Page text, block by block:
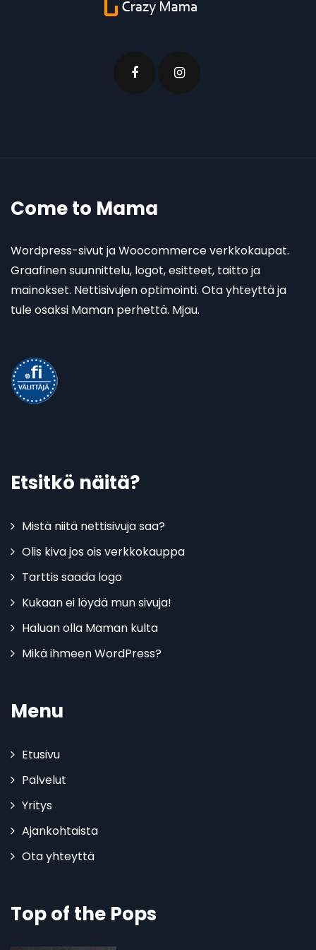
Come to Mama
Wordpress-sivut ja Woocommerce verkkokaupat.
Graafinen suunnittelu, logot, esitteet, taitto ja
mainokset. Nettisivujen optimointi. Ota yhteyttä ja
tule osaksi Maman perhettä. Mjau.
Etsitkö näitä?
Mistä niitä nettisivuja saa?
Olis kiva jos ois verkkokauppa
Tarttis saada logo
Kukaan ei löydä mun sivuja!
Haluan olla Maman kulta
Mikä ihmeen WordPress?
Menu
Etusivu
Palvelut
Yritys
Ajankohtaista
Ota yhteyttä
Top of the Pops